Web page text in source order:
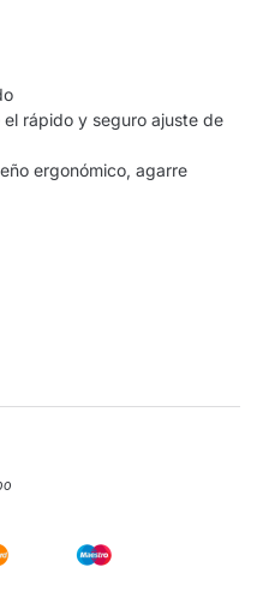
rápido y seguro ajuste de
ergonómico, agarre